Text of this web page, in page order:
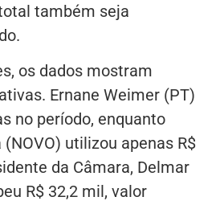
também seja
os dados mostram
Ernane Weimer (PT)
no período, enquanto
utilizou apenas R$
da Câmara, Delmar
R$ 32,2 mil, valor